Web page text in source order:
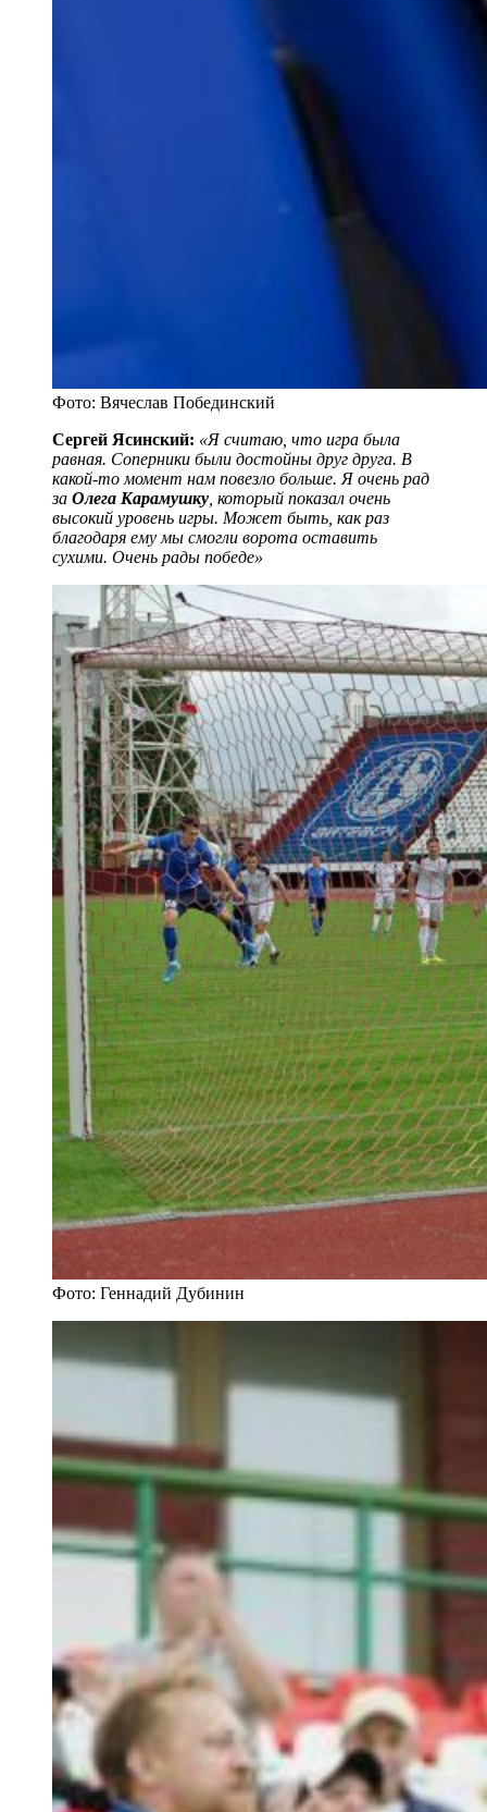
Фото: Вячеслав Побединский
Сергей Ясинский: «Я считаю, что игра была
равная. Соперники были достойны друг друга. В
какой-то момент нам повезло больше. Я очень рад
за Олега Карамушку , который показал очень
высокий уровень игры. Может быть, как раз
благодаря ему мы смогли ворота оставить
сухими. Очень рады победе»
Фото: Геннадий Дубинин